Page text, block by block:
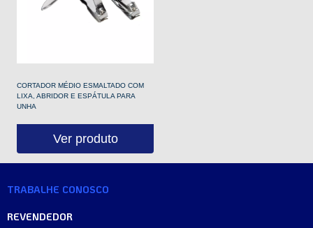
CORTADOR MÉDIO ESMALTADO COM
LIXA, ABRIDOR E ESPÁTULA PARA
UNHA
Ver produto
TRABALHE CONOSCO
REVENDEDOR